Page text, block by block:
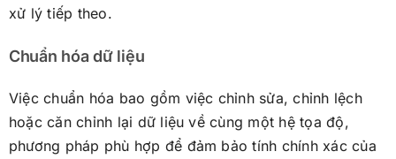
xử lý tiếp theo.
Chuẩn hóa dữ liệu
Việc chuẩn hóa bao gồm việc chỉnh sửa, chỉnh lệch
hoặc căn chỉnh lại dữ liệu về cùng một hệ tọa độ,
phương pháp phù hợp để đảm bảo tính chính xác của